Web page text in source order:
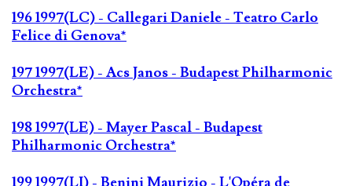
196 1997(LC) - Callegari Daniele - Teatro Carlo
Felice di Genova*
197 1997(LE) - Acs Janos - Budapest Philharmonic
Orchestra*
198 1997(LE) - Mayer Pascal - Budapest
Philharmonic Orchestra*
199 1997(LI) - Benini Maurizio - L'Opéra de